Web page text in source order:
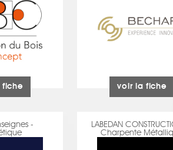
fiche voir la fiche
-
LABEDAN
Charpente